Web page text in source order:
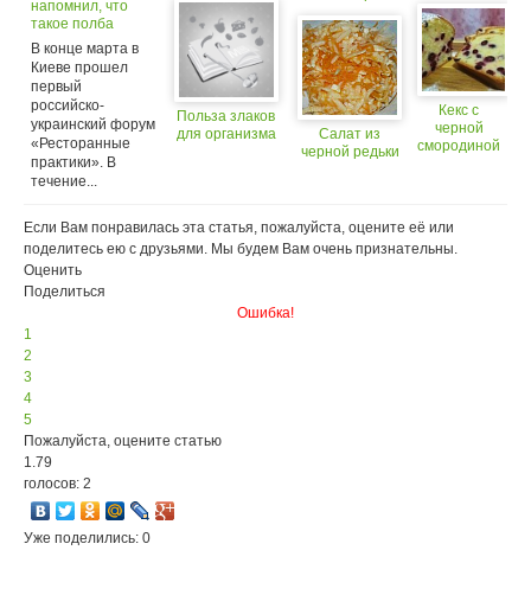
напомнил, что
такое полба
В конце марта в
Киеве прошел
первый
российско-
украинский форум
«Ресторанные
практики». В
течение...
Польза злаков
для организма
сердце
Салат из
черной редьки
Кекс с
черной
смородиной
Если Вам понравилась эта статья, пожалуйста, оцените её или
поделитесь ею с друзьями. Мы будем Вам очень признательны.
Оценить
Поделиться
Ошибка!
1
2
3
4
5
Пожалуйста, оцените статью
1.79
голосов: 2
Уже поделились: 0